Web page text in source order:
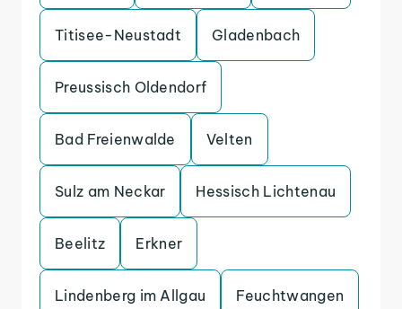
Titisee-Neustadt Gladenbach
Preussisch Oldendorf
Bad Freienwalde Velten
Sulz am Neckar Hessisch Lichtenau
Beelitz Erkner
Lindenberg im Allgau Feuchtwangen